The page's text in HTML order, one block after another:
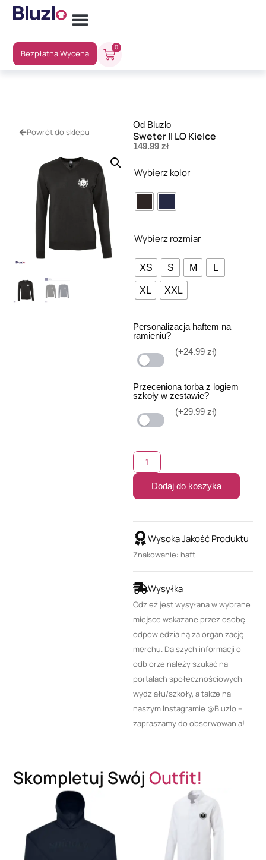
Bezpłatna Wycena
0
Powrót do sklepu
Od Bluzlo
Sweter II LO Kielce
149.99 zł
Wybierz kolor
Wybierz rozmiar
XS S M L
XL XXL
Personalizacja haftem na
ramieniu?
(+24.99 zł)
Przeceniona torba z logiem
szkoły w zestawie?
(+29.99 zł)
Dodaj do koszyka
Wysoka Jakość Produktu
Znakowanie: haft
Wysyłka
Odzież jest wysyłana w wybrane
miejsce wskazane przez osobę
odpowiedzialną za organizację
merchu. Dalszych informacji o
odbiorze należy szukać na
portalach społecznościowych
wydziału/szkoły, a także na
naszym Instagramie @Bluzlo –
zapraszamy do obserwowania!
Skompletuj SwójOutfit!